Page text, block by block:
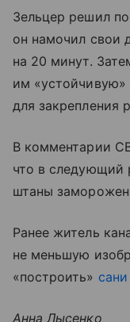
Зельцер решил
он намочил свои
на 20 минут.
им
для закрепления
В комментарии
что в следующий
штаны
Ранее житель
не меньшую
«построить»
Анна Лысенко